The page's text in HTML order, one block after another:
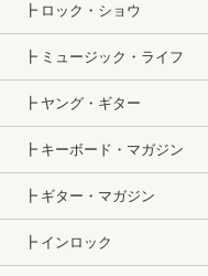
┣ ロック・ショウ
┣ ミュージック・ライフ
┣ ヤング・ギター
┣ キーボード・マガジン
┣ ギター・マガジン
┣ インロック